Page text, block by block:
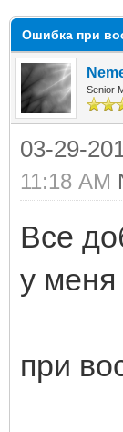
Ошибка при
Senior
03-29-
11:18 AM
Все
у меня
при